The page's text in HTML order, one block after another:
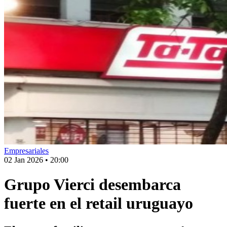
Empresariales
02 Jan 2026 • 20:00
Grupo Vierci desembarca
fuerte en el retail uruguayo